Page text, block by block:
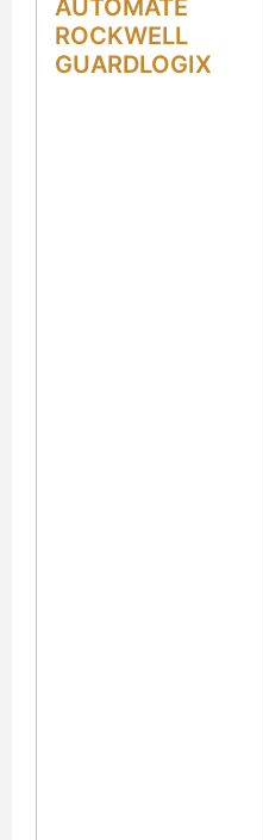
AUTOMATE
ROCKWELL
GUARDLOGIX